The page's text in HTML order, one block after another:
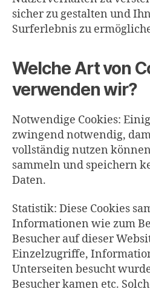
sicher zu gestalten und
Surferlebnis zu
Welche Art von
verwenden wir?
Notwendige Cookies:
zwingend notwendig,
vollständig nutzen
sammeln und speichern
Daten.
Statistik: Diese Cookies
Informationen wie zum
Besucher auf dieser
Einzelzugriffe,
Unterseiten besucht
Besucher kamen etc.